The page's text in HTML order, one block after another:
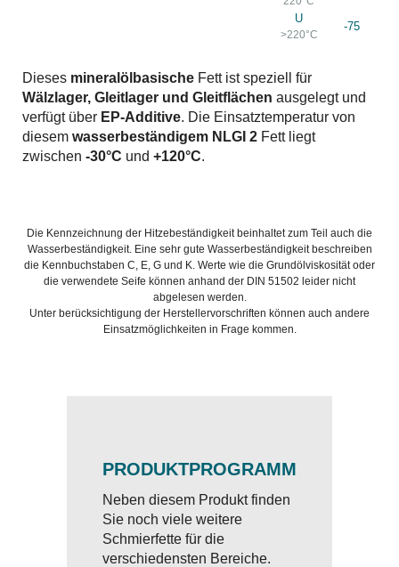
U
>220°C
-75
Dieses mineralölbasische Fett ist speziell für
Wälzlager, Gleitlager und Gleitflächen ausgelegt und
verfügt über EP-Additive. Die Einsatztemperatur von
diesem wasserbeständigem NLGI 2 Fett liegt
zwischen -30°C und +120°C.
Die Kennzeichnung der Hitzebeständigkeit beinhaltet zum Teil auch die
Wasserbeständigkeit. Eine sehr gute Wasserbeständigkeit beschreiben
die Kennbuchstaben C, E, G und K. Werte wie die Grundölviskosität oder
die verwendete Seife können anhand der DIN 51502 leider nicht
abgelesen werden.
Unter berücksichtigung der Herstellervorschriften können auch andere
Einsatzmöglichkeiten in Frage kommen.
PRODUKTPROGRAMM
Neben diesem Produkt finden
Sie noch viele weitere
Schmierfette für die
verschiedensten Bereiche.